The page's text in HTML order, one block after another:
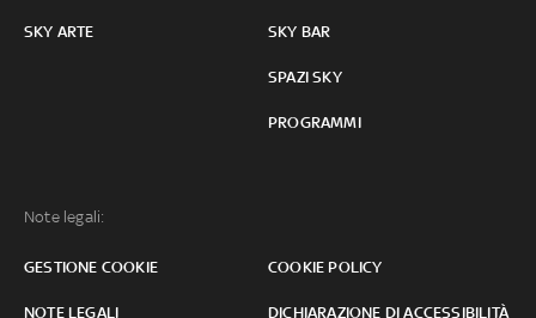
SKY ARTE SKY BAR
SPAZI SKY
PROGRAMMI
Note legali:
GESTIONE COOKIE COOKIE POLICY
NOTE LEGALI DICHIARAZIONE DI ACCESSIBILITÀ